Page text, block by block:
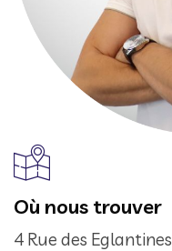
Où nous trouver
4 Rue des Eglantines